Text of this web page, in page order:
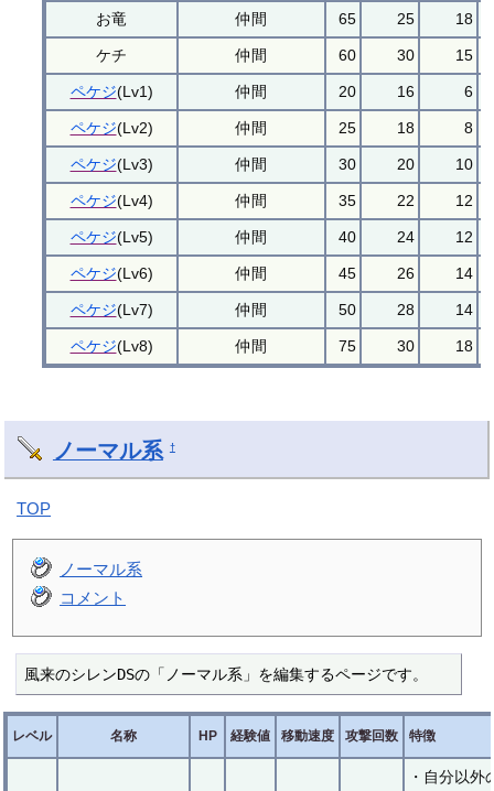
お竜 仲間 65 25 18
ケチ 仲間 60 30 15
ペケジ(Lv1) 仲間 20 16 6
ペケジ(Lv2) 仲間 25 18 8
ペケジ(Lv3) 仲間 30 20 10
ペケジ(Lv4) 仲間 35 22 12
ペケジ(Lv5) 仲間 40 24 12
ペケジ(Lv6) 仲間 45 26 14
ペケジ(Lv7) 仲間 50 28 14
ペケジ(Lv8) 仲間 75 30 18
ノーマル系 †
TOP
ノーマル系
コメント
風来のシレンDSの「ノーマル系」を編集するページです。
レベル 名称 HP 経験値 移動速度 攻撃回数 特徴
・自分以外